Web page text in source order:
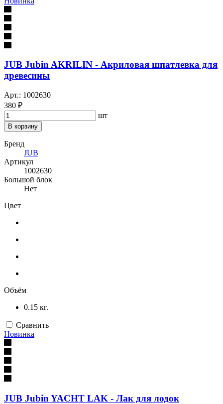
JUB Jubin AKRILIN - Акриловая шпатлевка для
древесины
Арт.: 1002630
380 ₽
шт
В корзину
Бренд
JUB
Артикул
1002630
Большой блок
Нет
Цвет
Объём
0.15 кг.
Сравнить
Новинка
JUB Jubin YACHT LAK - Лак для лодок